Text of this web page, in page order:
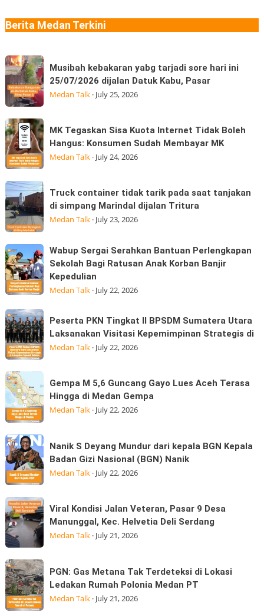
Sudah
Makan
SR-
GT
dan
Moto
GP
Edition
hadir
Berita Medan Terkini
Musibah
kebakaran
yabg
tarjadi
sore
hari
ini
25/07/2026
Datuk
Kabu,
Pasar
Musibah kebakaran yabg tarjadi sore hari ini
25/07/2026 dijalan Datuk Kabu, Pasar
Medan Talk· July 25, 2026
MK
Tegaskan
Sisa
Kuota
Internet
Tidak
Boleh
Hangus:
Sudah
Membayar
MK
MK Tegaskan Sisa Kuota Internet Tidak Boleh
Hangus: Konsumen Sudah Membayar MK
Medan Talk· July 24, 2026
Truck
container
tidak
tarik
pada
saat
tanjakan
di
Marindal
dijalan
Tritura
Truck container tidak tarik pada saat tanjakan
di simpang Marindal dijalan Tritura
Medan Talk· July 23, 2026
Wabup
Sergai
Serahkan
Bantuan
Perlengkapan
Sekolah
Bagi
Ratusan
Anak
Korban
Banjir
Kepedulian
Wabup Sergai Serahkan Bantuan Perlengkapan
Sekolah Bagi Ratusan Anak Korban Banjir
Kepedulian
Medan Talk· July 22, 2026
Peserta
PKN
Tingkat
II
BPSDM
Sumatera
Utara
Laksanakan
Kepemimpinan
Strategis
di
Peserta PKN Tingkat II BPSDM Sumatera Utara
Laksanakan Visitasi Kepemimpinan Strategis di
Medan Talk· July 22, 2026
Gempa
M
5,6
Guncang
Gayo
Lues
Aceh
Terasa
di
Medan
Gempa
Gempa M 5,6 Guncang Gayo Lues Aceh Terasa
Hingga di Medan Gempa
Medan Talk· July 22, 2026
Nanik
S
Deyang
Mundur
dari
kepala
BGN
Kepala
Gizi
Nasional
(BGN) Nanik
Nanik S Deyang Mundur dari kepala BGN Kepala
Badan Gizi Nasional (BGN) Nanik
Medan Talk· July 22, 2026
Viral
Kondisi
Jalan
Veteran,
Pasar
9
Desa
Manunggal,
Viral Kondisi Jalan Veteran, Pasar 9 Desa
Manunggal, Kec. Helvetia Deli Serdang
Medan Talk· July 21, 2026
PGN:
Gas
Metana
Tak
PGN: Gas Metana Tak Terdeteksi di Lokasi
Ledakan Rumah Polonia Medan PT
Medan Talk· July 21, 2026